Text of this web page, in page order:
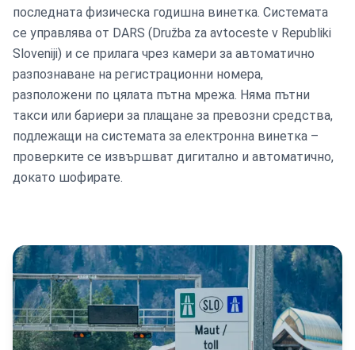
последната физическа годишна винетка. Системата
се управлява от DARS (Družba za avtoceste v Republiki
Sloveniji) и се прилага чрез камери за автоматично
разпознаване на регистрационни номера,
разположени по цялата пътна мрежа. Няма пътни
такси или бариери за плащане за превозни средства,
подлежащи на системата за eлектронна винетка –
проверките се извършват дигитално и автоматично,
докато шофирате.